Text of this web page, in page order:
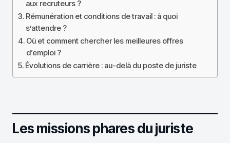
aux recruteurs ?
Rémunération et conditions de travail : à quoi
s’attendre ?
Où et comment chercher les meilleures offres
d’emploi ?
Évolutions de carrière : au-delà du poste de juriste
Les missions phares du juriste